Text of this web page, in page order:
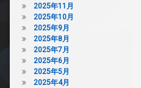
2025年11月
2025年10月
2025年9月
2025年8月
2025年7月
2025年6月
2025年5月
2025年4月